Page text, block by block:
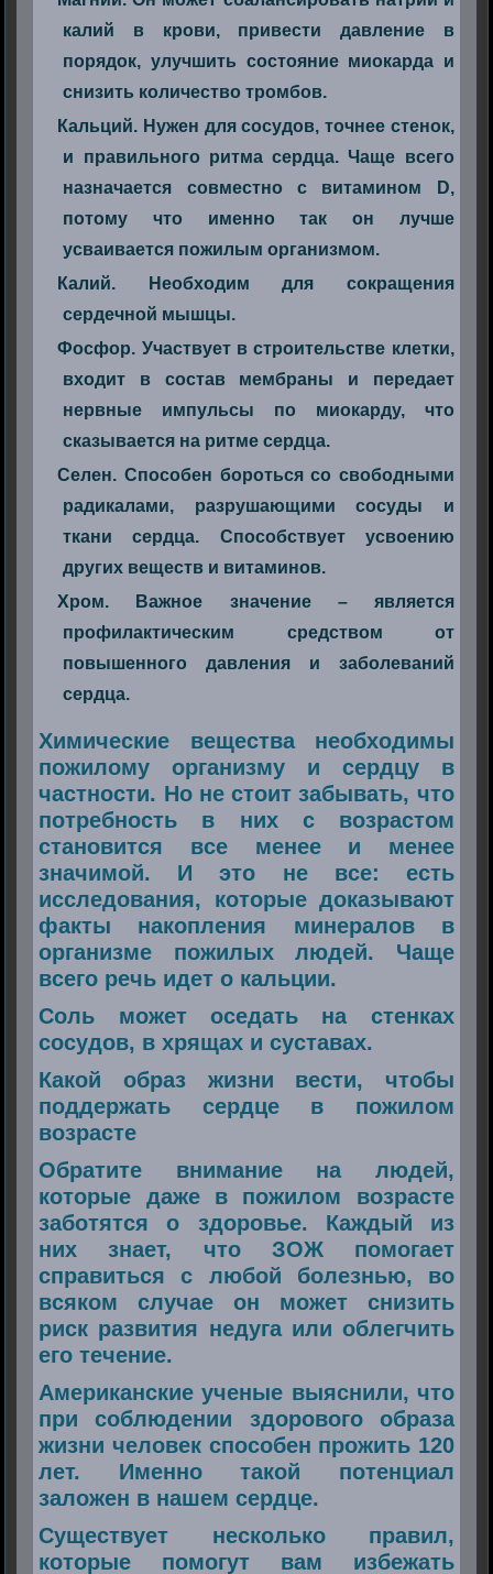
калий в крови, привести давление в
порядок, улучшить состояние миокарда и
снизить количество тромбов.
Кальций. Нужен для сосудов, точнее стенок,
и правильного ритма сердца. Чаще всего
назначается совместно с витамином D,
потому что именно так он лучше
усваивается пожилым организмом.
Калий. Необходим для сокращения
сердечной мышцы.
Фосфор. Участвует в строительстве клетки,
входит в состав мембраны и передает
нервные импульсы по миокарду, что
сказывается на ритме сердца.
Селен. Способен бороться со свободными
радикалами, разрушающими сосуды и
ткани сердца. Способствует усвоению
других веществ и витаминов.
Хром. Важное значение – является
профилактическим средством от
повышенного давления и заболеваний
сердца.
Химические вещества необходимы
пожилому организму и сердцу в
частности. Но не стоит забывать, что
потребность в них с возрастом
становится все менее и менее
значимой. И это не все: есть
исследования, которые доказывают
факты накопления минералов в
организме пожилых людей. Чаще
всего речь идет о кальции.
Соль может оседать на стенках
сосудов, в хрящах и суставах.
Какой образ жизни вести, чтобы
поддержать сердце в пожилом
возрасте
Обратите внимание на людей,
которые даже в пожилом возрасте
заботятся о здоровье. Каждый из
них знает, что ЗОЖ помогает
справиться с любой болезнью, во
всяком случае он может снизить
риск развития недуга или облегчить
его течение.
Американские ученые выяснили, что
при соблюдении здорового образа
жизни человек способен прожить 120
лет. Именно такой потенциал
заложен в нашем сердце.
Существует несколько правил,
которые помогут вам избежать